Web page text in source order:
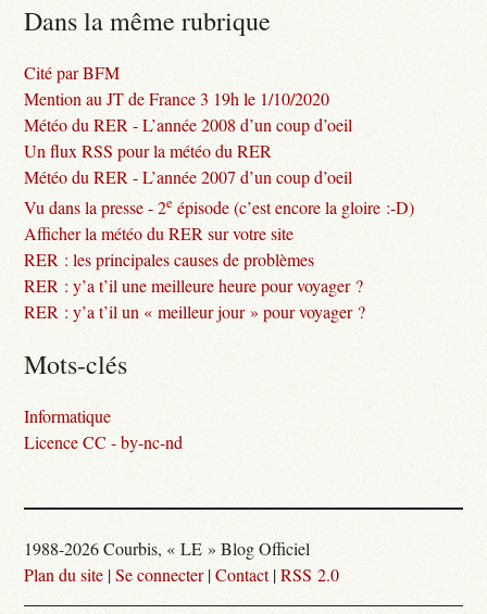
Dans la même rubrique
Cité par BFM
Mention au JT de France 3 19h le 1/10/2020
Météo du RER - L’année 2008 d’un coup d’oeil
Un flux RSS pour la météo du RER
Météo du RER - L’année 2007 d’un coup d’oeil
Vu dans la presse - 2e épisode (c’est encore la gloire :-D)
Afficher la météo du RER sur votre site
RER : les principales causes de problèmes
RER : y’a t’il une meilleure heure pour voyager ?
RER : y’a t’il un « meilleur jour » pour voyager ?
Mots-clés
Informatique
Licence CC - by-nc-nd
1988-2026 Courbis, « LE » Blog Officiel
Plan du site |Se connecter|Contact|RSS 2.0